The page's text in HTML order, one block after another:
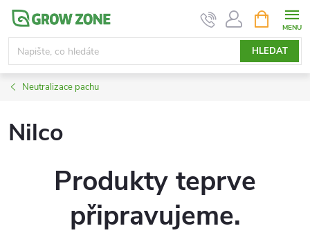
Přejít
obsah
HLEDAT
NÁKUPNÍ
KOŠÍK
Neutralizace pachu
Nilco
Produkty teprve
připravujeme.